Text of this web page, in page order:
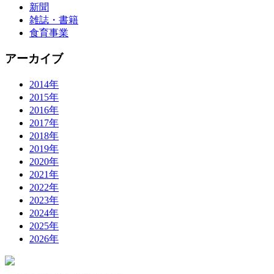
新聞
雑誌・書籍
食育事業
アーカイブ
2014年
2015年
2016年
2017年
2018年
2019年
2020年
2021年
2022年
2023年
2024年
2025年
2026年